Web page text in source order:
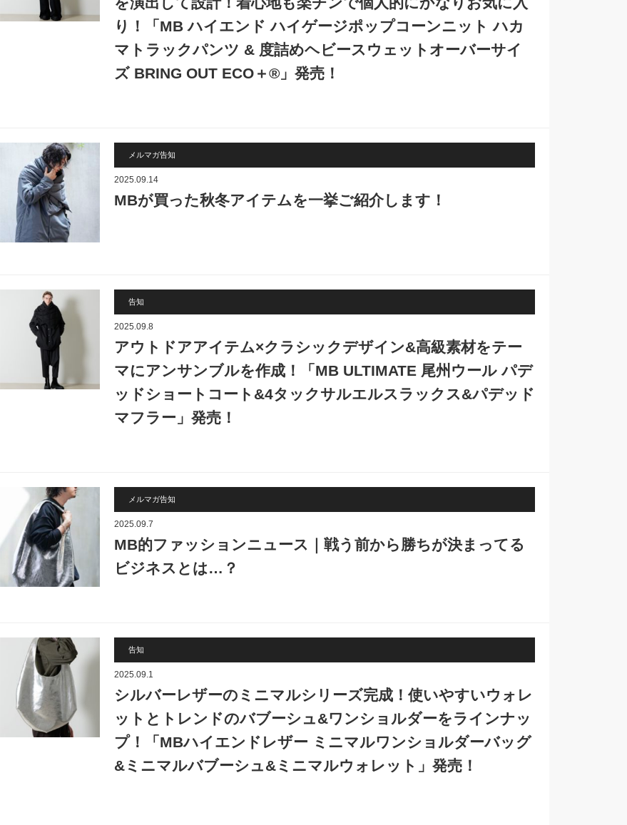
り！「MB ハイエンド ハイゲージポップコーンニット ハカ
マトラックパンツ & 度詰めヘビースウェットオーバーサイ
ズ BRING OUT ECO＋®」発売！
メルマガ告知
2025.09.14
MBが買った秋冬アイテムを一挙ご紹介します！
告知
2025.09.8
アウトドアアイテム×クラシックデザイン&高級素材をテー
マにアンサンブルを作成！「MB ULTIMATE 尾州ウール パデ
ッドショートコート&4タックサルエルスラックス&パデッド
マフラー」発売！
メルマガ告知
2025.09.7
MB的ファッションニュース｜戦う前から勝ちが決まってる
ビジネスとは…？
告知
2025.09.1
シルバーレザーのミニマルシリーズ完成！使いやすいウォレ
ットとトレンドのバブーシュ&ワンショルダーをラインナッ
プ！「MBハイエンドレザー ミニマルワンショルダーバッグ
&ミニマルバブーシュ&ミニマルウォレット」発売！